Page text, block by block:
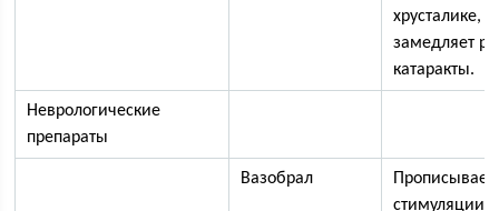
хрусталике,
замедляет
катаракты.
Неврологические
препараты
Вазобрал
стимуляции